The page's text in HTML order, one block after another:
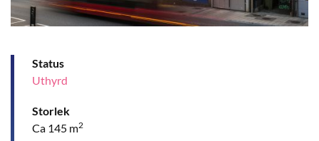
Status
Uthyrd
Storlek
Ca 145 m2